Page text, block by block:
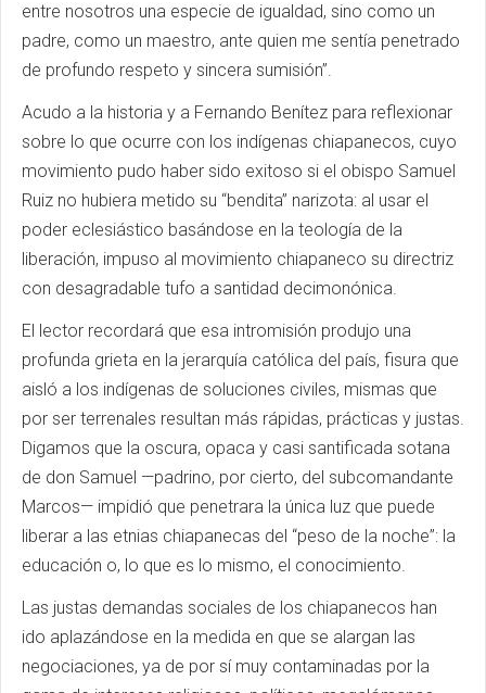
entre nosotros una especie de igualdad, sino como un
padre, como un maestro, ante quien me sentía penetrado
de profundo respeto y sincera sumisión”.
Acudo a la historia y a Fernando Benítez para reflexionar
sobre lo que ocurre con los indígenas chiapanecos, cuyo
movimiento pudo haber sido exitoso si el obispo Samuel
Ruiz no hubiera metido su “bendita” narizota: al usar el
poder eclesiástico basándose en la teología de la
liberación, impuso al movimiento chiapaneco su directriz
con desagradable tufo a santidad decimonónica.
El lector recordará que esa intromisión produjo una
profunda grieta en la jerarquía católica del país, fisura que
aisló a los indígenas de soluciones civiles, mismas que
por ser terrenales resultan más rápidas, prácticas y justas.
Digamos que la oscura, opaca y casi santificada sotana
de don Samuel —padrino, por cierto, del subcomandante
Marcos— impidió que penetrara la única luz que puede
liberar a las etnias chiapanecas del “peso de la noche”: la
educación o, lo que es lo mismo, el conocimiento.
Las justas demandas sociales de los chiapanecos han
ido aplazándose en la medida en que se alargan las
negociaciones, ya de por sí muy contaminadas por la